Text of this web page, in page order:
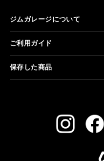
ジムガレージについて
ご利用ガイド
保存した商品